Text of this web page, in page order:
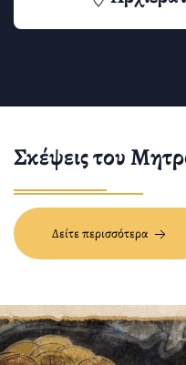
Σκέψεις του
Δείτε περισσότερα